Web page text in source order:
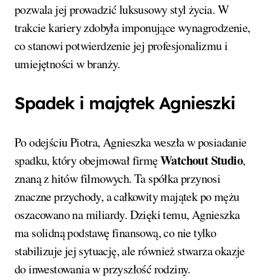
pozwala jej prowadzić luksusowy styl życia. W
trakcie kariery zdobyła imponujące wynagrodzenie,
co stanowi potwierdzenie jej profesjonalizmu i
umiejętności w branży.
Spadek i majątek Agnieszki
Po odejściu Piotra, Agnieszka weszła w posiadanie
spadku, który obejmował firmęWatchout Studio,
znaną z hitów filmowych. Ta spółka przynosi
znaczne przychody, a całkowity majątek po mężu
oszacowano na miliardy. Dzięki temu, Agnieszka
ma solidną podstawę finansową, co nie tylko
stabilizuje jej sytuację, ale również stwarza okazje
do inwestowania w przyszłość rodziny.